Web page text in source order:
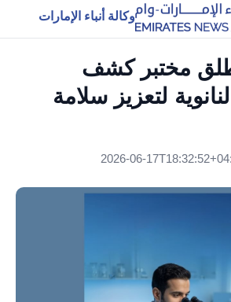
وكالة أنباء الإمارات
مختبر كشف
لتعزيز سلامة
2026-06-